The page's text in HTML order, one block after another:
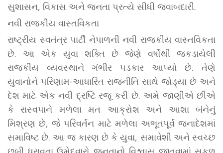
સુશાસન, વિકાસ અને જનતા પ્રત્યે સીધી જવાબદારી.
નવી રાજકીય વાસ્તવિકતા
રાષ્ટ્રીય સ્વતંત્ર પાર્ટી નેપાળની નવી રાજકીય વાસ્તવિકતા
છે. આ એક યુવા શક્તિ છે જેણે વર્ષોથી જકડાયેલી
રાજકીય વ્યવસ્થાને ગંભીર પડકાર આપ્યો છે. તેણે
યુવાનોને પરિણામ-આધારિત રાજનીતિ સાથે જોડ્યા છે અને
દેશ માટે એક નવી દ્રષ્ટિ રજૂ કરી છે. અમે જાણીએ છીએ
કે રાસ્વપાને મળેલા મત આક્રોશ અને આશા બંનેનું
મિશ્રણ છે, જે પરિવર્તન માટે મળેલા અભૂતપૂર્વ જનાદેશમાં
સમાવિષ્ટ છે. આ જ કારણ છે કે યુવા, સમાવેશી અને સ્વચ્છ